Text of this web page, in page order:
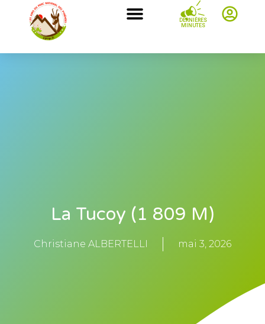
DERNIÈRES
MINUTES
La Tucoy (1 809 M)
Christiane ALBERTELLI mai 3, 2026